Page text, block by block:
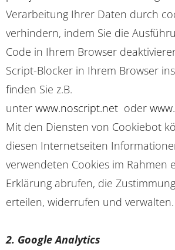
Verarbeitung Ihrer Daten durch
verhindern, indem Sie die
Code in Ihrem Browser
Script-Blocker in Ihrem Browser
finden Sie z.B.
unter www.noscript.net oder
Mit den Diensten von Cookiebot
diesen Internetseiten
verwendeten Cookies im Rahmen
Erklärung abrufen, die
erteilen, widerrufen und verwalten.
2. Google Analytics